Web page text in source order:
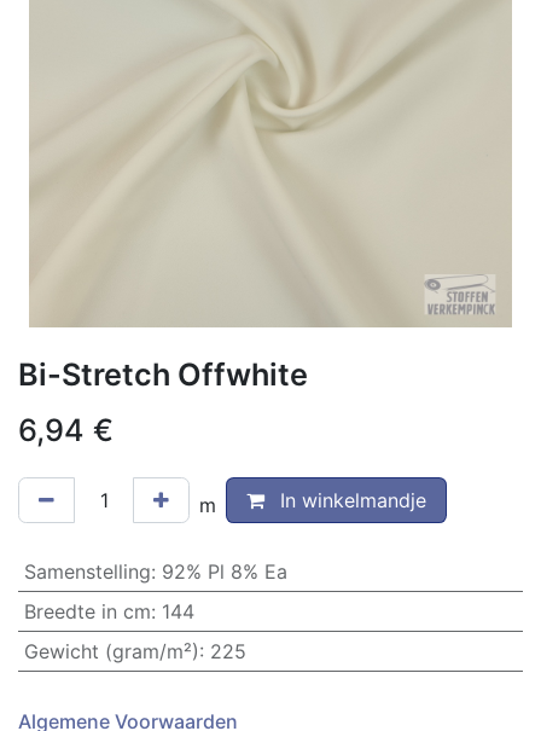
Bi-Stretch Offwhite
6,94 €
m In winkelmandje
Samenstelling: 92% Pl 8% Ea
Breedte in cm: 144
Gewicht (gram/m²): 225
Algemene Voorwaarden